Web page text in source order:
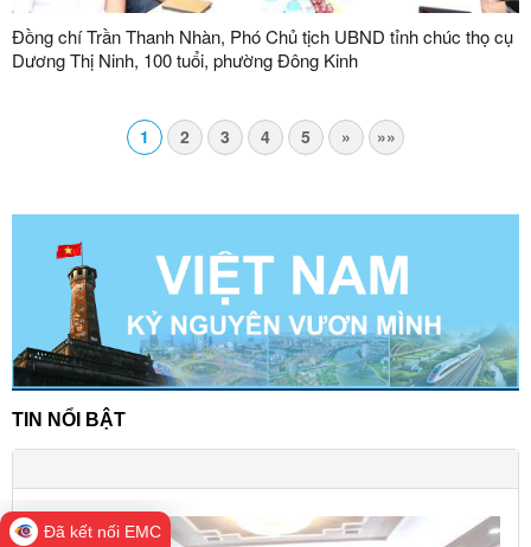
Đồng chí Trần Thanh Nhàn, Phó Chủ tịch UBND tỉnh chúc thọ cụ
Dương Thị Ninh, 100 tuổi, phường Đông Kinh
1 2 3 4 5 » »»
TIN NỔI BẬT
Đã kết nối EMC